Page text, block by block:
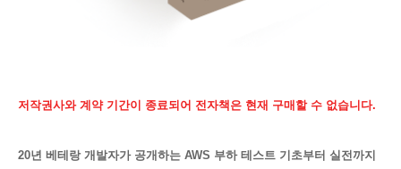
저작권사와 계약 기간이 종료되어 전자책은 현재 구매할 수 없습니다.
20년 베테랑 개발자가 공개하는 AWS 부하 테스트 기초부터 실전까지